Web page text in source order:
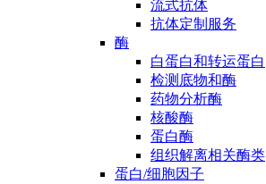
流式抗体
抗体定制服务
酶
白蛋白和转运蛋白
检测底物和酶
药物分析酶
核酸酶
蛋白酶
组织解离相关酶类
蛋白/细胞因子